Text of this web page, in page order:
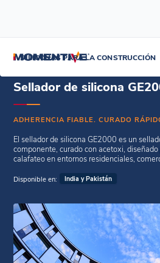
SILICONAS PARA LA CONSTRUCCIÓN
Sellador de silicona
ADHERENCIA FIABLE. CURADO
El sellador de silicona GE2000 es un
componente, curado con acetoxi,
calafateo en entornos residenciales,
Disponible en: India y Pakistán